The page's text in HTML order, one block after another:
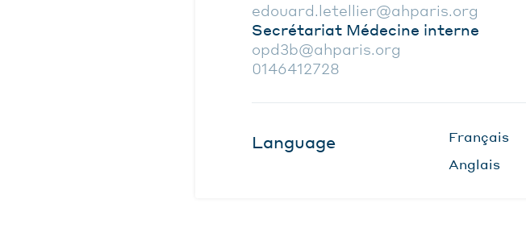
edouard.letellier@ahparis.org
Secrétariat Médecine interne
opd3b@ahparis.org
0146412728
Language
Français
Anglais